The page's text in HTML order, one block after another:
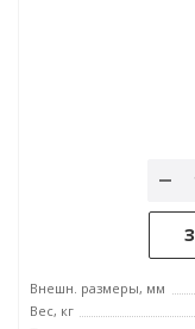
Внешн. размеры, мм
Вес, кг